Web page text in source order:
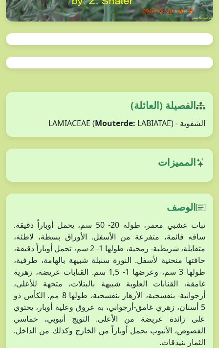
الفصيلة (العائلة)
الشفوية - LAMIACEAE ( Mouterde: LABIATAE)
المميزات
الوصف
نبات عشبي معمر، طوله 20- 50 سم، يحمل أوباراً دقيقة.
ساقه قائمة، متفرعة من الأسفل. الأوراق بسطة، لاطئة،
متقابلة، شريطية- رمحية، طولها 1- 2 سم، تحمل أوباراً دقيقة،
حافتها منحنية لأسفل. النورة سنبلة شبيهة بالهامة، طرفية،
طولها 3 سم، وعرضها 1- 1,5 سم. القنابات عريضة، زهرية
غامقة، القنابات العلوية شبيهة بالبتلات، متجهة للأعلى،
أرجوانية- بنفسجية، الأزهار بنفسجية، طولها 8 مم. الكأس ذو
5 أسنان، زهري غامق-أرجواني، به عروق وعلية أوبار، يحتوي
على زائدة عريضة من الأعلى. التويج أنبوبي، خماسي
الفصوص، الأنبوب يحمل أوباراً من الخارج وكذلك من الداخل.
الثمار بنيدقات.